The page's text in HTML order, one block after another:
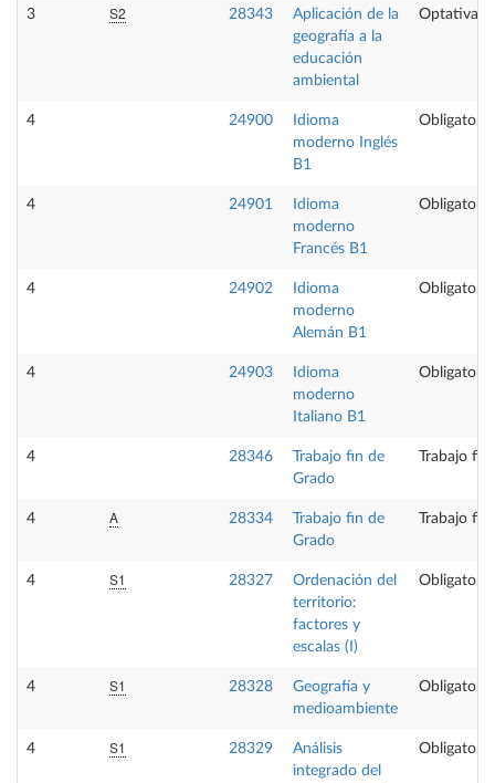
3 S2 28343
Aplicación de la
geografía a la
educación
ambiental
Optativa
4 24900
Idioma
moderno Inglés
B1
Obligatoria
4 24901
Idioma
moderno
Francés B1
Obligatoria
4 24902
Idioma
moderno
Alemán B1
Obligatoria
4 24903
Idioma
moderno
Italiano B1
Obligatoria
4 28346
Trabajo fin de
Grado
Trabajo
4 A 28334
Trabajo fin de
Grado
Trabajo
4 S1 28327
Ordenación del
territorio:
factores y
escalas (I)
Obligatoria
4 S1 28328
Geografía y
medioambiente
Obligatoria
4 S1 28329
Análisis
integrado del
Obligatoria